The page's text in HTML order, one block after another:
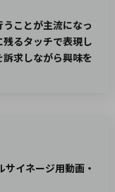
ことが主流になっ
るタッチで表現し
求しながら興味を
イネージ用動画・